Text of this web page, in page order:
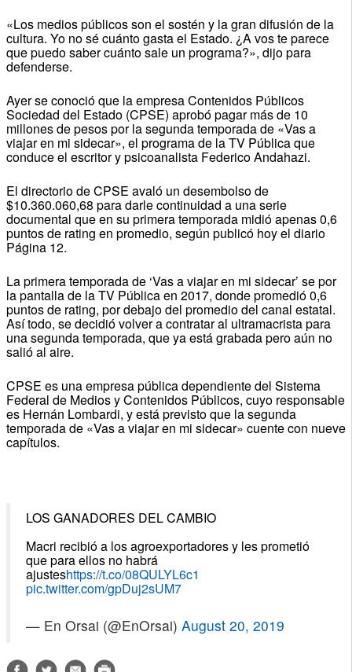
«Los medios públicos son el sostén y la gran difusión de la
cultura. Yo no sé cuánto gasta el Estado. ¿A vos te parece
que puedo saber cuánto sale un programa?», dijo para
defenderse.
Ayer se conoció que la empresa Contenidos Públicos
Sociedad del Estado (CPSE) aprobó pagar más de 10
millones de pesos por la segunda temporada de «Vas a
viajar en mi sidecar», el programa de la TV Pública que
conduce el escritor y psicoanalista Federico Andahazi.
El directorio de CPSE avaló un desembolso de
$10.360.060,68 para darle continuidad a una serie
documental que en su primera temporada midió apenas 0,6
puntos de rating en promedio, según publicó hoy el diario
Página 12.
La primera temporada de ‘Vas a viajar en mi sidecar’ se por
la pantalla de la TV Pública en 2017, donde promedió 0,6
puntos de rating, por debajo del promedio del canal estatal.
Así todo, se decidió volver a contratar al ultramacrista para
una segunda temporada, que ya está grabada pero aún no
salió al aire.
CPSE es una empresa pública dependiente del Sistema
Federal de Medios y Contenidos Públicos, cuyo responsable
es Hernán Lombardi, y está previsto que la segunda
temporada de «Vas a viajar en mi sidecar» cuente con nueve
capítulos.
LOS GANADORES DEL CAMBIO
Macri recibió a los agroexportadores y les prometió
que para ellos no habrá
ajusteshttps://t.co/08QULYL6c1
pic.twitter.com/gpDuj2sUM7
— En Orsai (@EnOrsai) August 20, 2019